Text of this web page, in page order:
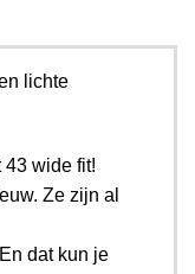
lichte
43 wide fit!
Ze zijn al
dat kun je